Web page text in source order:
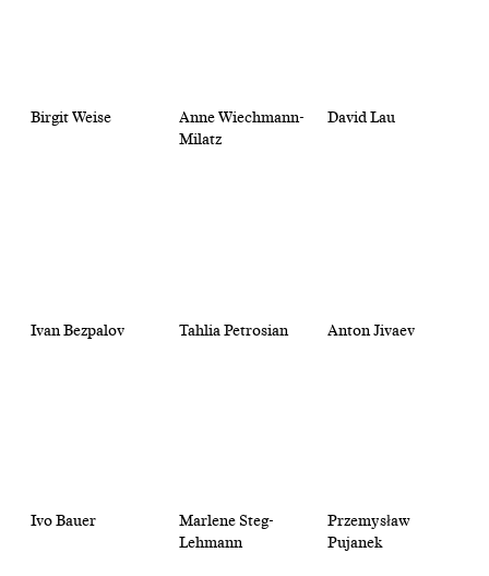
Birgit Weise
Anne Wiechmann-
Milatz
David Lau
Ivan Bezpalov Tahlia Petrosian Anton Jivaev
Ivo Bauer
Marlene Steg-
Lehmann
Przemysław
Pujanek